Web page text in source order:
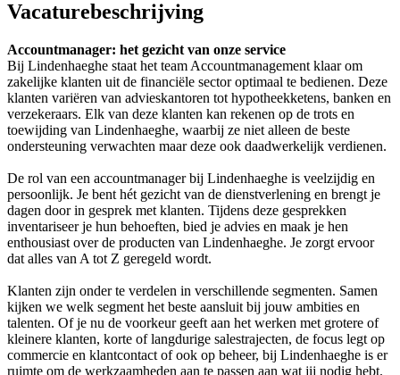
Vacaturebeschrijving
Accountmanager: het gezicht van onze service
Bij Lindenhaeghe staat het team Accountmanagement klaar om
zakelijke klanten uit de financiële sector optimaal te bedienen. Deze
klanten variëren van advieskantoren tot hypotheekketens, banken en
verzekeraars. Elk van deze klanten kan rekenen op de trots en
toewijding van Lindenhaeghe, waarbij ze niet alleen de beste
ondersteuning verwachten maar deze ook daadwerkelijk verdienen.
De rol van een accountmanager bij Lindenhaeghe is veelzijdig en
persoonlijk. Je bent hét gezicht van de dienstverlening en brengt je
dagen door in gesprek met klanten. Tijdens deze gesprekken
inventariseer je hun behoeften, bied je advies en maak je hen
enthousiast over de producten van Lindenhaeghe. Je zorgt ervoor
dat alles van A tot Z geregeld wordt.
Klanten zijn onder te verdelen in verschillende segmenten. Samen
kijken we welk segment het beste aansluit bij jouw ambities en
talenten. Of je nu de voorkeur geeft aan het werken met grotere of
kleinere klanten, korte of langdurige salestrajecten, de focus legt op
commercie en klantcontact of ook op beheer, bij Lindenhaeghe is er
ruimte om de werkzaamheden aan te passen aan wat jij nodig hebt.